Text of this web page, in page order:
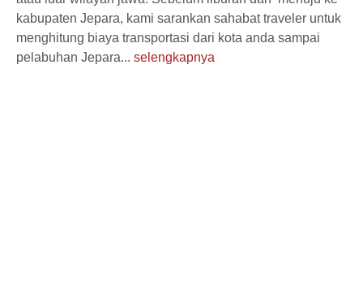
kabupaten Jepara, kami sarankan sahabat traveler untuk
menghitung biaya transportasi dari kota anda sampai
pelabuhan Jepara... selengkapnya